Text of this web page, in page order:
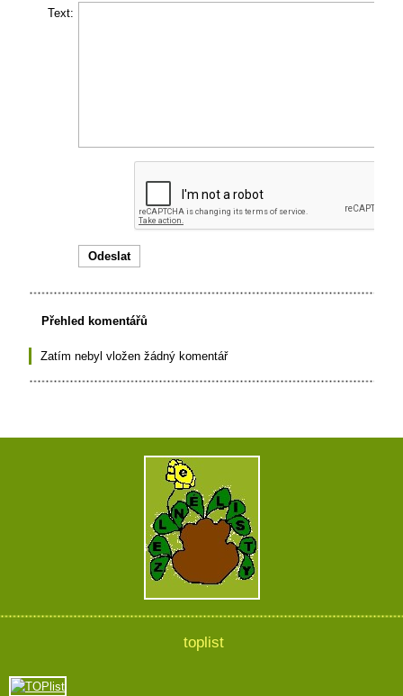
Text:
Přehled komentářů
Zatím nebyl vložen žádný komentář
toplist